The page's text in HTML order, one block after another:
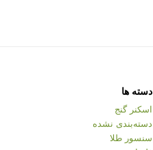
دسته ها
اسکنر گنج
دسته‌بندی نشده
سنسور طلا